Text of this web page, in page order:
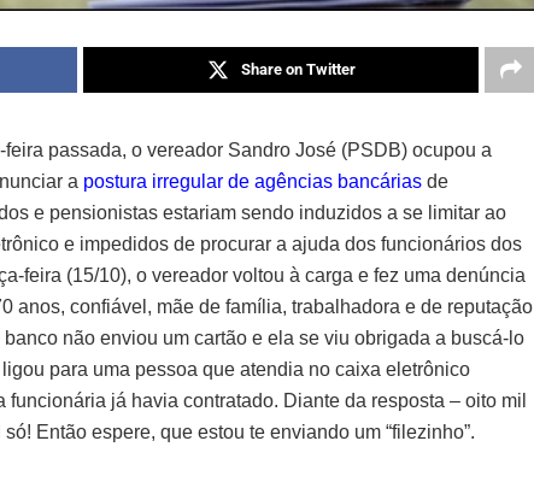
Share on Twitter
feira passada, o vereador Sandro José (PSDB) ocupou a
a postura irregular de agências bancárias de
e pensionistas estariam sendo induzidos a se limitar ao
e impedidos de procurar a ajuda dos funcionários dos
feira (15/10), o vereador voltou à carga e fez uma denúncia
anos, confiável, mãe de família, trabalhadora e de reputação
não enviou um cartão e ela se viu obrigada a buscá-lo
para uma pessoa que atendia no caixa eletrônico
já havia contratado. Diante da resposta – oito mil
Então espere, que estou te enviando um “filezinho”.